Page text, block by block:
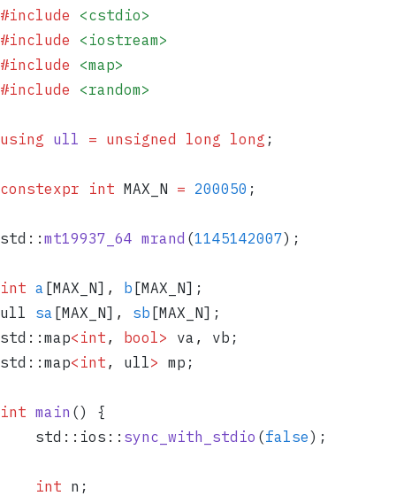
#include <cstdio>
#include <iostream>
#include <map>
#include <random>
using ull = unsigned long long ;
constexpr int MAX_N = 200050 ;
std :: mt19937_64 mrand (1145142007);
int a [MAX_N] , b [MAX_N];
ull sa [MAX_N] , sb [MAX_N];
std :: map<int , bool> va ,
vb;
std :: map<int , ull> mp;
int main () {
    std
:: ios :: sync_with_stdio (false);
    int
n;